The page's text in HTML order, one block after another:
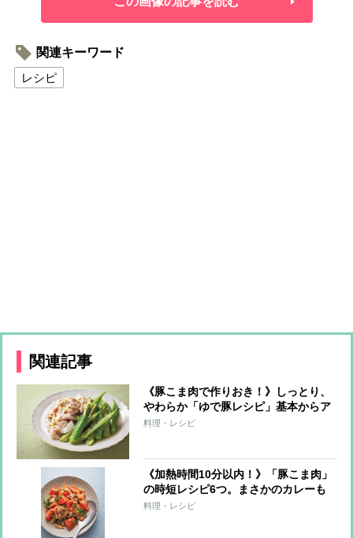
関連キーワード
レシピ
関連記事
《豚こま肉で作りおき！》しっとり、
やわらか「ゆで豚レシピ」基本からア
レンジまで全9レシピ
料理・レシピ
《加熱時間10分以内！》「豚こま肉」
の時短レシピ6つ。まさかのカレーも
煮込まずOK！
料理・レシピ